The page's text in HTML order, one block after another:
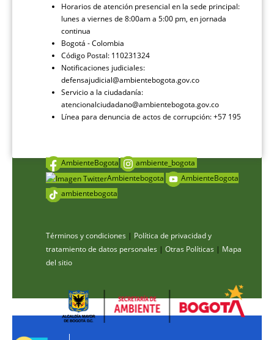
Horarios de atención presencial en la sede principal:
lunes a viernes de 8:00am a 5:00 pm, en jornada
continua
Bogotá - Colombia
Código Postal: 110231324
Notificaciones judiciales:
defensajudicial@ambientebogota.gov.co
Servicio a la ciudadanía:
atencionalciudadano@ambientebogota.gov.co
Línea para denuncia de actos de corrupción: +57 195
AmbienteBogota
ambiente_bogota
Ambientebogota
AmbienteBogota
ambientebogota
Términos y condiciones | Política de privacidad y
tratamiento de datos personales | Otras Políticas | Mapa
del sitio